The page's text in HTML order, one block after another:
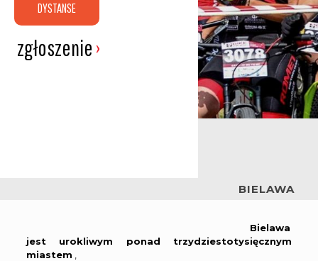
DYSTANSE
zgłoszenie›
BIELAWA
Bielawa
jest urokliwym ponad trzydziestotysięcznym
miastem